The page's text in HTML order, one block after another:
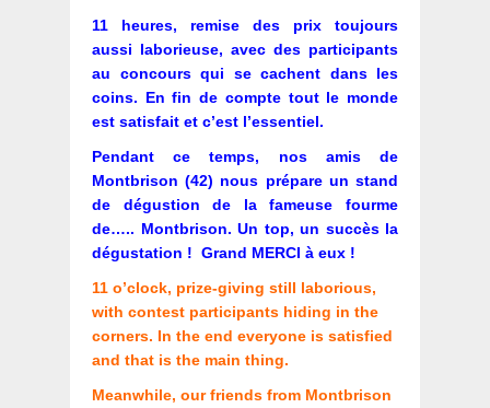
11 heures, remise des prix toujours
aussi laborieuse, avec des participants
au concours qui se cachent dans les
coins. En fin de compte tout le monde
est satisfait et c’est l’essentiel.
Pendant ce temps, nos amis de
Montbrison (42) nous prépare un stand
de dégustion de la fameuse fourme
de….. Montbrison. Un top, un succès la
dégustation ! Grand MERCI à eux !
11 o’clock, prize-giving still laborious,
with contest participants hiding in the
corners. In the end everyone is satisfied
and that is the main thing.
Meanwhile, our friends from Montbrison